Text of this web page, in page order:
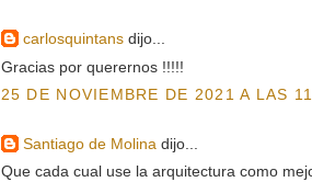
carlosquintansdijo...
Gracias por querernos !!!!!
25 DE NOVIEMBRE DE 2021 A LAS
Santiago de Molina dijo...
Que cada cual use la arquitectura como